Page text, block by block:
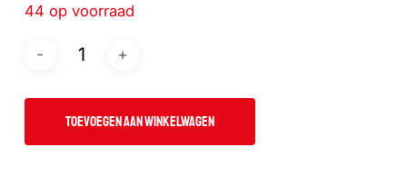
44 op voorraad
TOEVOEGEN AAN WINKELWAGEN